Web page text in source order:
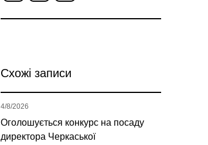
Схожі записи
Оголошується конкурс на посаду
директора Черкаської
4/8/2026